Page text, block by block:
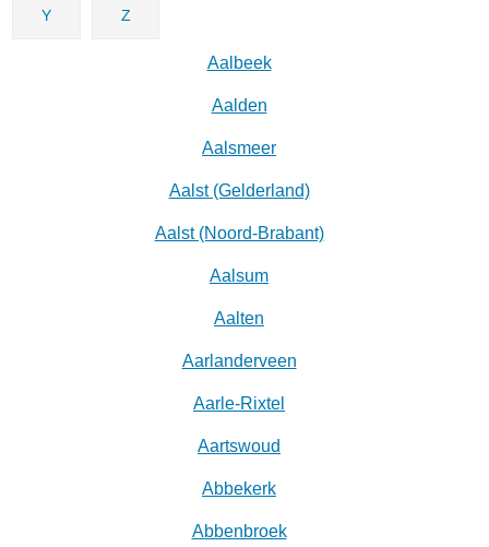
Y Z
Aalbeek
Aalden
Aalsmeer
Aalst (Gelderland)
Aalst (Noord-Brabant)
Aalsum
Aalten
Aarlanderveen
Aarle-Rixtel
Aartswoud
Abbekerk
Abbenbroek